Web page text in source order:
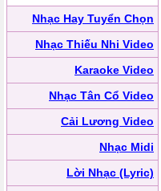
Nhạc Hay Tuyển Chọn
Nhạc Thiếu Nhi Video
Karaoke Video
Nhạc Tân Cổ Video
Cải Lương Video
Nhạc Midi
Lời Nhạc (Lyric)